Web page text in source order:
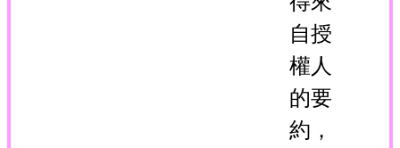
自授
權人
的要
約，